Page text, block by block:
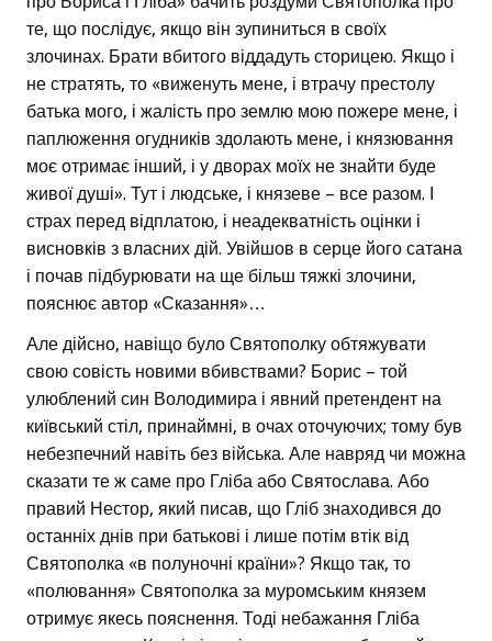
те, що послідує, якщо він зупиниться в своїх
злочинах. Брати вбитого віддадуть сторицею. Якщо і
не стратять, то «виженуть мене, і втрачу престолу
батька мого, і жалість про землю мою пожере мене, і
паплюження огудників здолають мене, і князювання
моє отримає інший, і у дворах моїх не знайти буде
живої душі». Тут і людське, і князеве – все разом. І
страх перед відплатою, і неадекватність оцінки і
висновків з власних дій. Увійшов в серце його сатана
і почав підбурювати на ще більш тяжкі злочини,
пояснює автор «Сказання»…
Але дійсно, навіщо було Святополку обтяжувати
свою совість новими вбивствами? Борис – той
улюблений син Володимира і явний претендент на
київський стіл, принаймні, в очах оточуючих; тому був
небезпечний навіть без війська. Але навряд чи можна
сказати те ж саме про Гліба або Святослава. Або
правий Нестор, який писав, що Гліб знаходився до
останніх днів при батькові і лише потім втік від
Святополка «в полуночні країни»? Якщо так, то
«полювання» Святополка за муромським князем
отримує якесь пояснення. Тоді небажання Гліба